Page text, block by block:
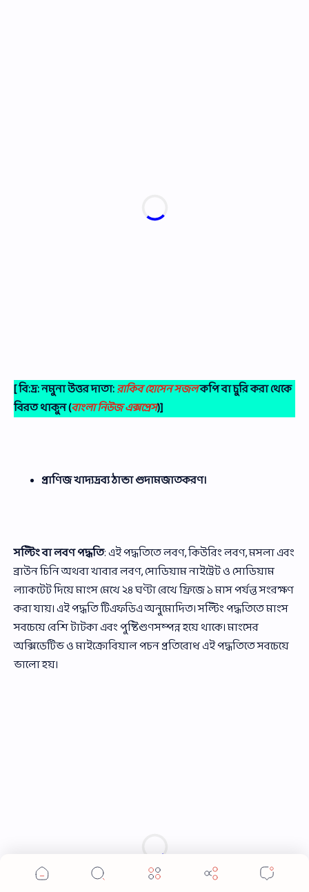
[ বি:দ্র: নমুনা উত্তর দাতা:রাকিব হোসেন সজলকপি বা চুরি করা থেকে
বিরত থাকুন (বাংলা নিউজ এক্সপ্রেস)]
প্রাণিজ খাদ্যদ্রব্য ঠান্ডা গুদামজাতকরণ।
সল্টিং বা লবণ পদ্ধতি: এই পদ্ধতিতে লবণ, কিউরিং লবণ, মসলা এবং
ব্রাউন চিনি অথবা খাবার লবণ, সোডিয়াম নাইট্রেট ও সোডিয়াম
ল্যাকটেট দিয়ে মাংস মেখে ২৪ ঘণ্টা রেখে ফ্রিজে ১ মাস পর্যন্ত সংরক্ষণ
করা যায়। এই পদ্ধতি টিএফডিএ অনুমোদিত। সল্টিং পদ্ধতিতে মাংস
সবচেয়ে বেশি টাটকা এবং পুষ্টিগুণসম্পন্ন হয়ে থাকে। মাংসের
অক্সিডেটিভ ও মাইক্রোবিয়াল পচন প্রতিরোধ এই পদ্ধতিতে সবচেয়ে
ভালো হয়।